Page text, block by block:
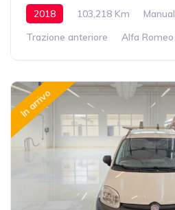
2018 103,218 Km Manual
Trazione anteriore
Alfa Romeo
In arrivo